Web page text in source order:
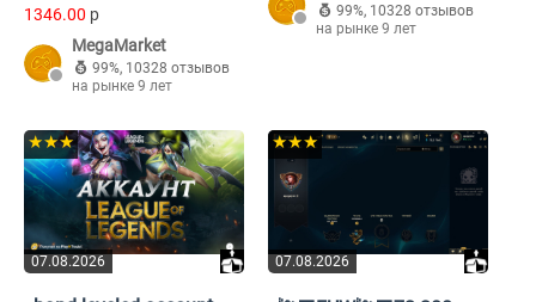
1346.00 p
MegaMarket
99%, 10328 отзывов
на рынке 9 лет
99%, 10328 отзывов
на рынке 9 лет
07.08.2026
★★★
07.08.2026
★★★